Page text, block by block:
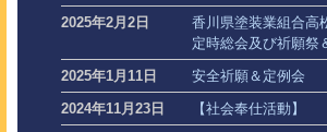
2025年2月2日
香川県塗装業組合
定時総会及び祈願祭
2025年1月11日
安全祈願＆定例会
2024年11月23日
【社会奉仕活動】